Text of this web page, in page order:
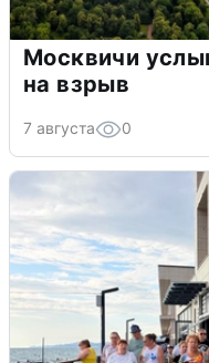
Москвичи
на взрыв
7 августа 0